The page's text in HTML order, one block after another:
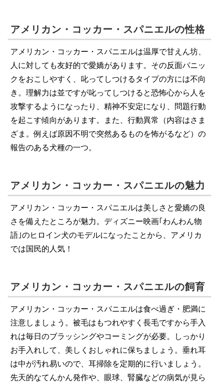
アメリカン・コッカー・スパニエルの性格
アメリカン・コッカー・スパニエルは温厚で甘えん坊、
人に対しても友好的で愛嬌があります。その反面パニッ
クをおこしやすく、叱ってしつけるタイプの方には不向
き。理解力は並ですが叱ってしつけると恐怖心から人を
攻撃するようになったり、精神不安定になり、問題行動
を起こす傾向があります。また、行動異常（内容はさま
ざま。例えば原因不明で突然あるものを怖がるなど）の
報告のある犬種の一つ。
アメリカン・コッカー・スパニエルの魅力
アメリカン・コッカー・スパニエルは美しさと愛嬌の良
さを備えたところが魅力。ディズニー映画｢わんわん物
語｣のヒロイン犬のモデルになったことから、アメリカ
では国民的人気！
アメリカン・コッカー・スパニエルの飼育
アメリカン・コッカー・スパニエルは食べ過ぎ・肥満に
注意しましょう。被毛はもつれやすく長毛ですから手入
れは毎日のブラッシングやコーミングが必要。しっかり
お手入れして、美しくおしゃれに保ちましょう。垂れ耳
は中が汚れ易いので、耳掃除を定期的に行いましょう。
先天的なてんかん発作や、眼球、腎臓などの病気が見ら